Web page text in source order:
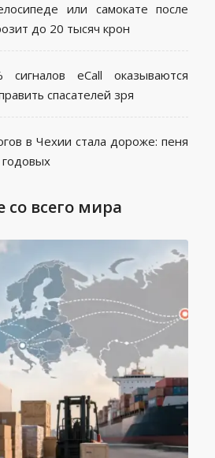
или самокате после
до 20 тысяч крон
eCall оказываются
спасателей зря
в Чехии стала дороже: пеня
со всего мира